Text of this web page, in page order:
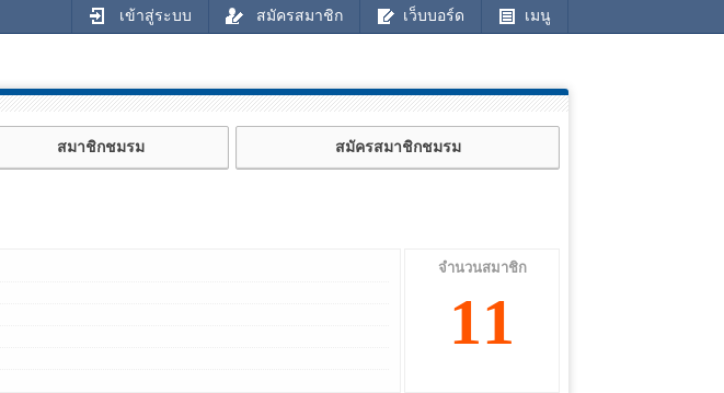
เข้าสู่ระบบ สมัครสมาชิก เว็บบอร์ด เมนู
สมาชิกชมรม สมัครสมาชิกชมรม
จำนวนสมาชิก
11